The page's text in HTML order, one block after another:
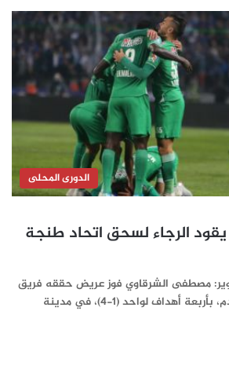
الدورى المحلى
يقود الرجاء لسحق اتحاد طنجة
مصطفى الشرقاوي فوز عريض حققه فريق
الرجاء البيضاوي لكرة القدم، بأربعة أهداف لواحد (1-4)، في مدينة